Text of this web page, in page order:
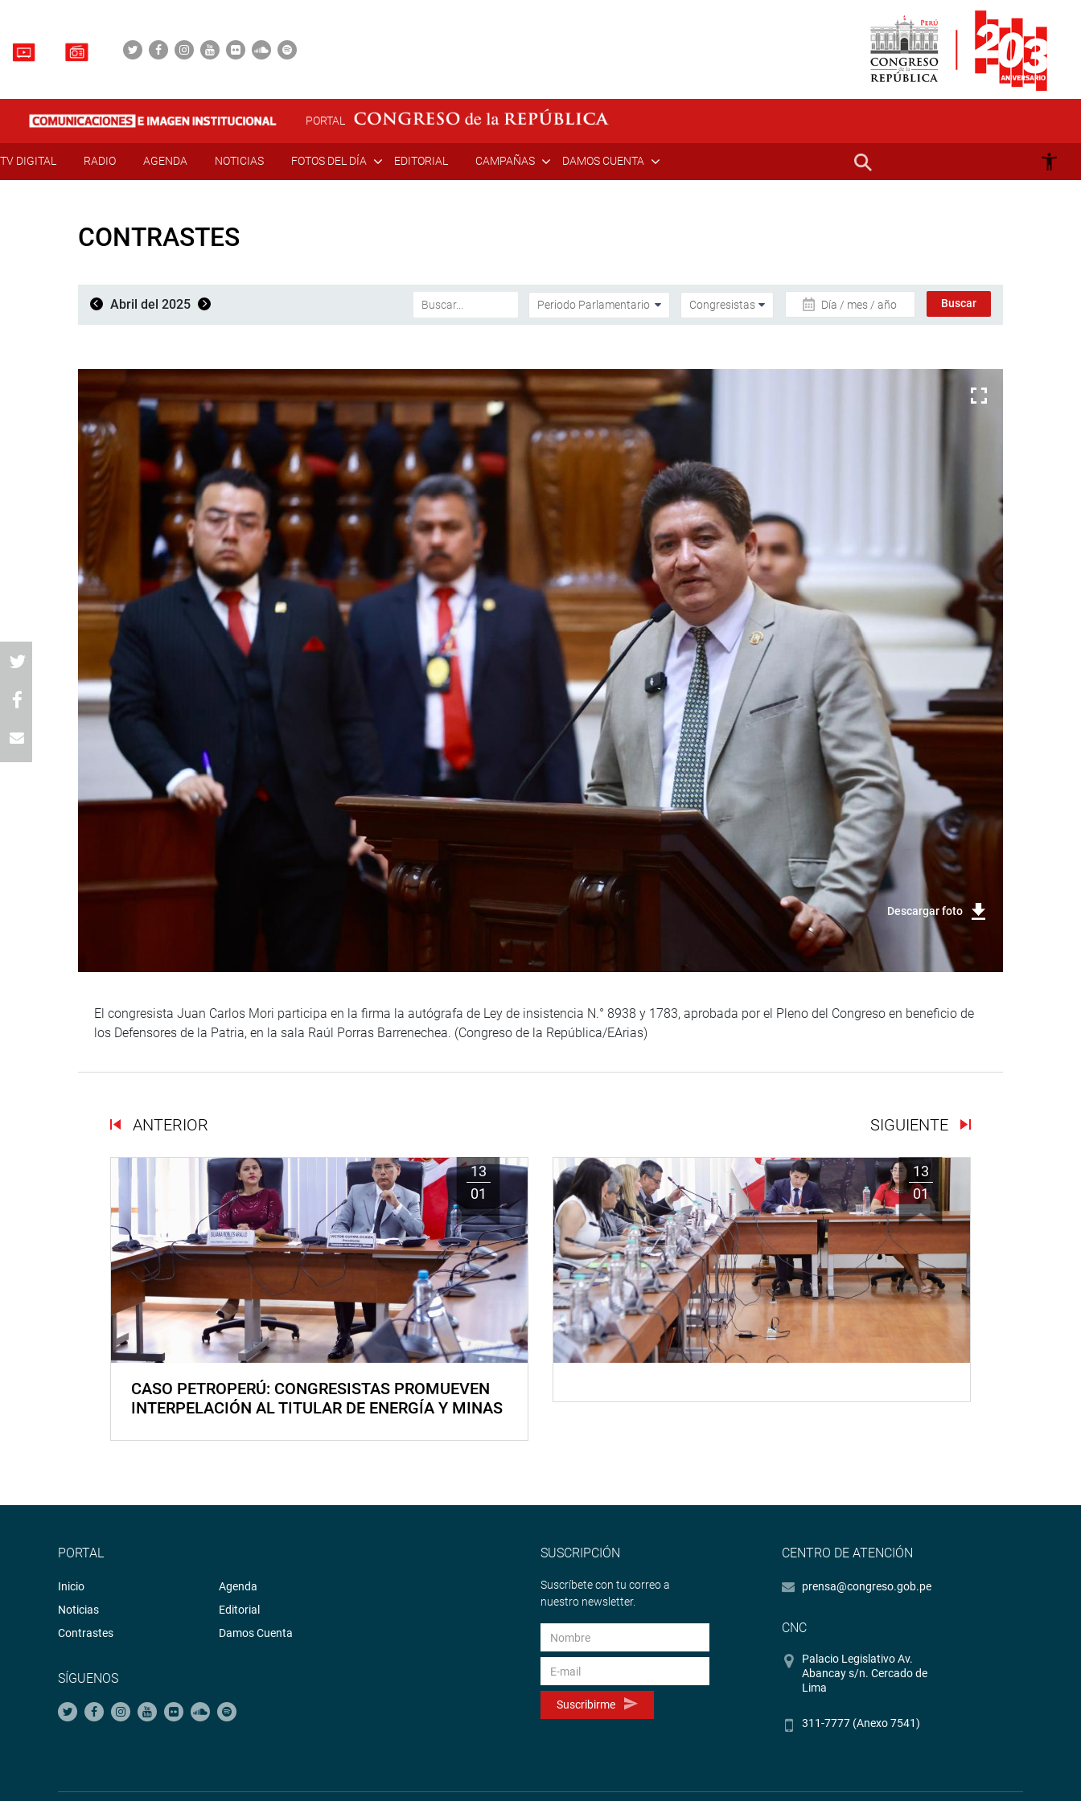
PORTAL
TV DIGITAL RADIO AGENDA NOTICIAS FOTOS DEL DÍA EDITORIAL CAMPAÑAS DAMOS CUENTA
CONTRASTES
Abril del 2025 Día / mes / año
Descargar foto
El congresista Juan Carlos Mori participa en la firma la autógrafa de Ley de insistencia N.° 8938 y 1783, aprobada por el Pleno del Congreso en beneficio de
los Defensores de la Patria, en la sala Raúl Porras Barrenechea. (Congreso de la República/EArias)
ANTERIOR SIGUIENTE
13
01
CASO PETROPERÚ: CONGRESISTAS PROMUEVEN
INTERPELACIÓN AL TITULAR DE ENERGÍA Y MINAS
13
01
PORTAL
Inicio
Noticias
Contrastes
Agenda
Editorial
Damos Cuenta
SÍGUENOS
SUSCRIPCIÓN
Suscríbete con tu correo a
nuestro newsletter.
Suscribirme
CENTRO DE ATENCIÓN
prensa@congreso.gob.pe
CNC
Palacio Legislativo Av.
Abancay s/n. Cercado de
Lima
311-7777 (Anexo 7541)